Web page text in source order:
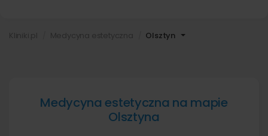
Olsztyn
Medycyna estetyczna na mapie
Olsztyna